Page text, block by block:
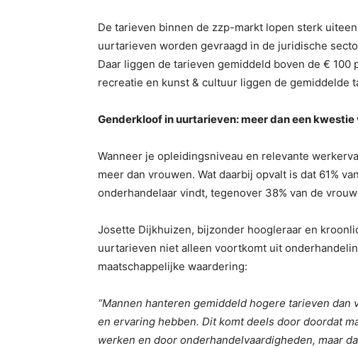
De tarieven binnen de zzp-markt lopen sterk
uurtarieven worden gevraagd in de juridische
Daar liggen de tarieven gemiddeld boven de € 100
recreatie en kunst & cultuur liggen de gemiddelde
Genderkloof in uurtarieven: meer dan een
Wanneer je opleidingsniveau en relevante
meer dan vrouwen. Wat daarbij opvalt is dat 61%
onderhandelaar vindt, tegenover 38% van de
Josette Dijkhuizen, bijzonder hoogleraar en
uurtarieven niet alleen voortkomt uit
maatschappelijke waardering:
“Mannen hanteren gemiddeld hogere tarieven
en ervaring hebben. Dit komt deels door doordat
werken en door onderhandelvaardigheden, maar